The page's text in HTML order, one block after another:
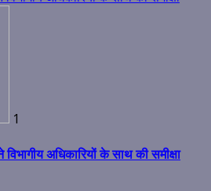
1
विभागीय अधिकारियों के साथ की समीक्षा